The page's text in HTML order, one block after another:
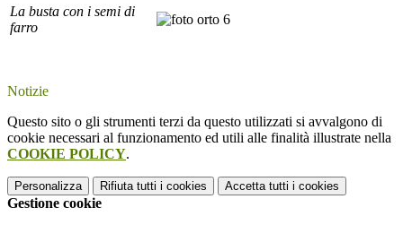
La busta con i semi di
farro
Notizie
Questo sito o gli strumenti terzi da questo utilizzati si avvalgono di
cookie necessari al funzionamento ed utili alle finalità illustrate nella
COOKIE POLICY.
Personalizza Rifiuta tutti i cookies Accetta tutti i cookies
Gestione cookie